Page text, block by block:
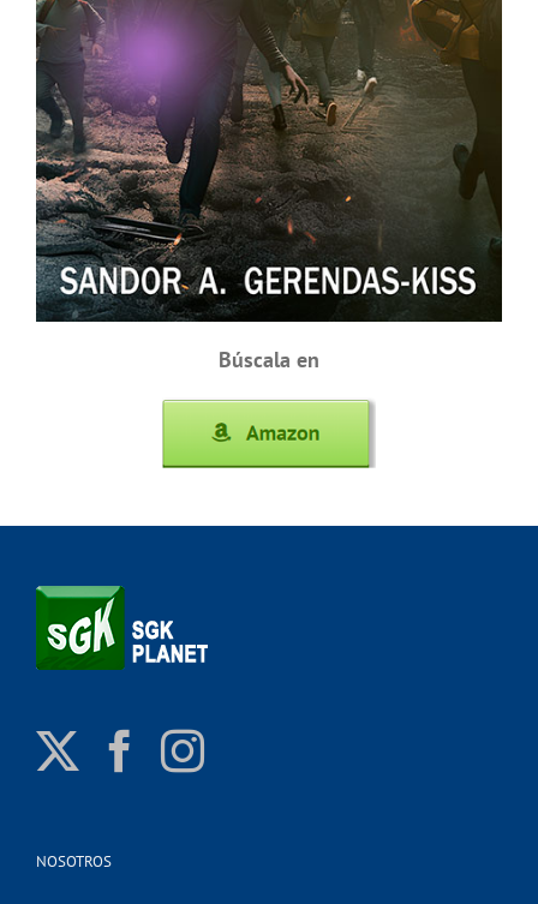
Búscala en
NOSOTROS